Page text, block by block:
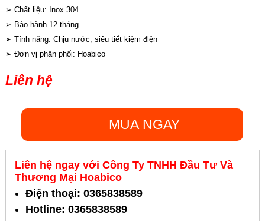
➢ Chất liệu: Inox 304
➢ Bảo hành 12 tháng
➢ Tính năng: Chịu nước, siêu tiết kiệm điện
➢ Đơn vị phân phối: Hoabico
Liên hệ
MUA NGAY
Liên hệ ngay với Công Ty TNHH Đầu Tư Và
Thương Mại Hoabico
Điện thoại: 0365838589
Hotline: 0365838589